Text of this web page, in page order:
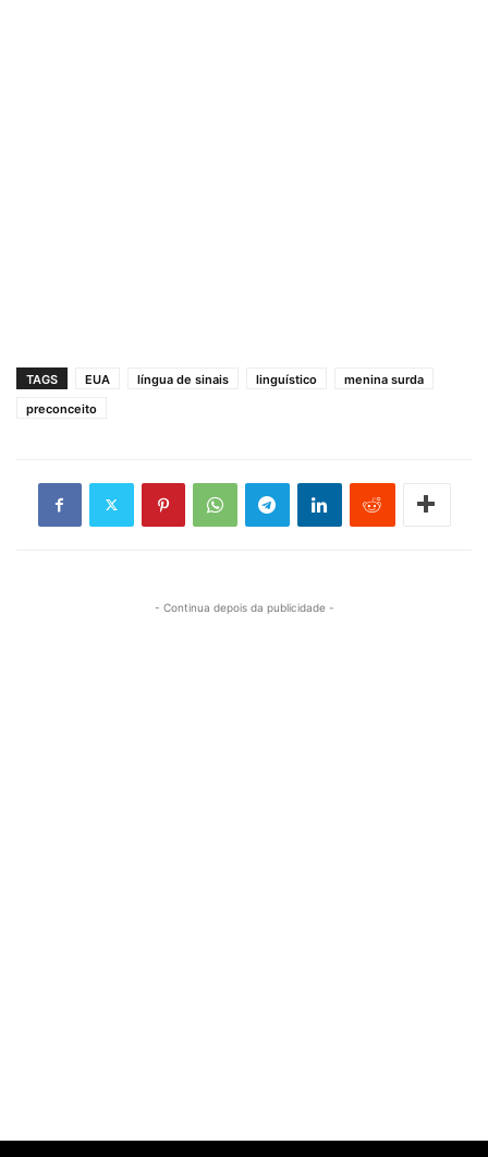
TAGS EUA língua de sinais linguístico
menina surda
preconceito
- Continua depois da publicidade -